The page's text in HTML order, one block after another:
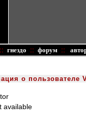
:: гнездо :: форум ::
о пользователе
available